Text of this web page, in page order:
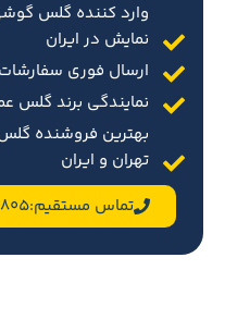
وارد کننده گلس
نمایش در ایران
ارسال فوری
نمایندگی برند گلس
بهترین فروشنده
تهران و ایران
تماس مستقیم:09102520805